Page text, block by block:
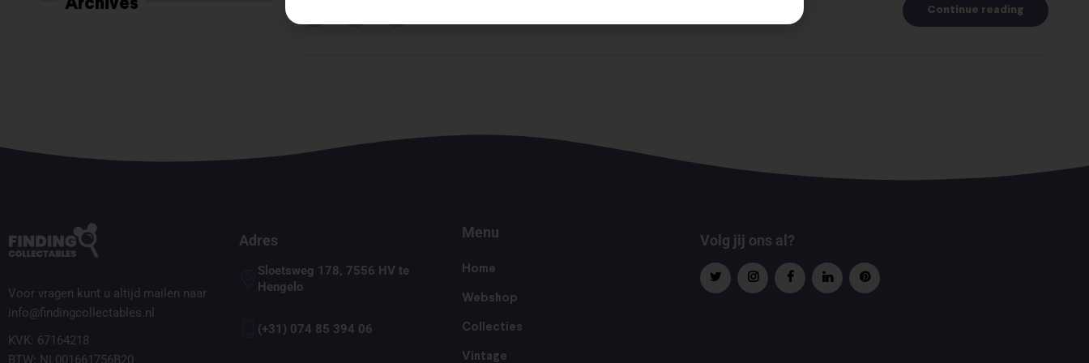
Archives Continue reading
Voor vragen kunt u altijd mailen naar
info@findingcollectables.nl
KVK: 67164218
Adres
Sloetsweg 178, 7556 HV te
Hengelo
(+31) 074 85 394 06
Menu
Home
Webshop
Collecties
Vintage
Volg jij ons al?